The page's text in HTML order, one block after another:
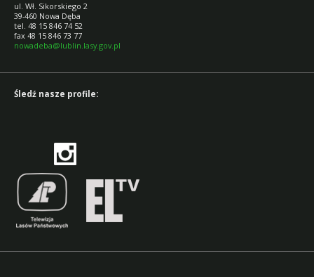
ul. Wł. Sikorskiego 2
39-460 Nowa Dęba
tel. 48 15 846 74 52
fax 48 15 846 73 77
nowadeba@lublin.lasy.gov.pl
Śledź nasze profile: